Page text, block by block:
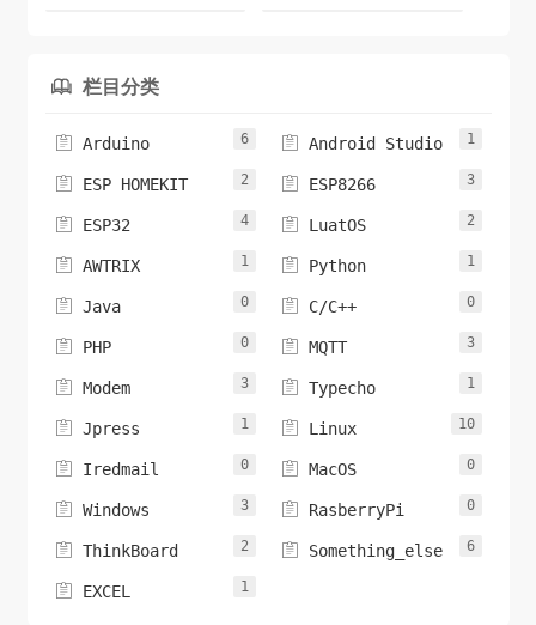
 栏目分类
 Arduino 6  Android Studio 1
 ESP HOMEKIT 2  ESP8266 3
 ESP32 4  LuatOS 2
 AWTRIX 1  Python 1
 Java 0  C/C++ 0
 PHP 0  MQTT 3
 Modem 3  Typecho 1
 Jpress 1  Linux 10
 Iredmail 0  MacOS 0
 Windows 3  RasberryPi 0
 ThinkBoard 2  Something_else 6
 EXCEL 1